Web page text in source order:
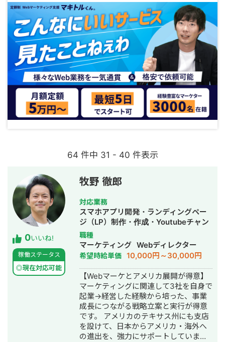
64 件中 31 - 40 件表示
0いいね!
稼働ステータス
◎現在対応可能
牧野 徹郎
対応業務
スマホアプリ開発・ランディングペー
ジ（LP）制作・作成・Youtubeチャン
ネル運営代行・立ち上げ・ECサイト構
築・ネットショップ作成代行・SEO対
策・新規事業立上・SNS運用代行・記
事作成代行・ライティング・翻訳・ホ
ームページ制作・作成・リスティング
広告運用代行・オウンドメディア制
作・構築・運用代行
職種
マーケティング Webディレクター
希望時給単価 10,000円～30,000円
【Webマーケとアメリカ展開が得意】
マーケティングに関連して3社を自身で
起業→経営した経験から培った、事業
成長につながる戦略立案と実行が得意
です。 アメリカのテキサス州にも支店
を設けて、日本からアメリカ・海外へ
の進出を、強力にサポートしていま